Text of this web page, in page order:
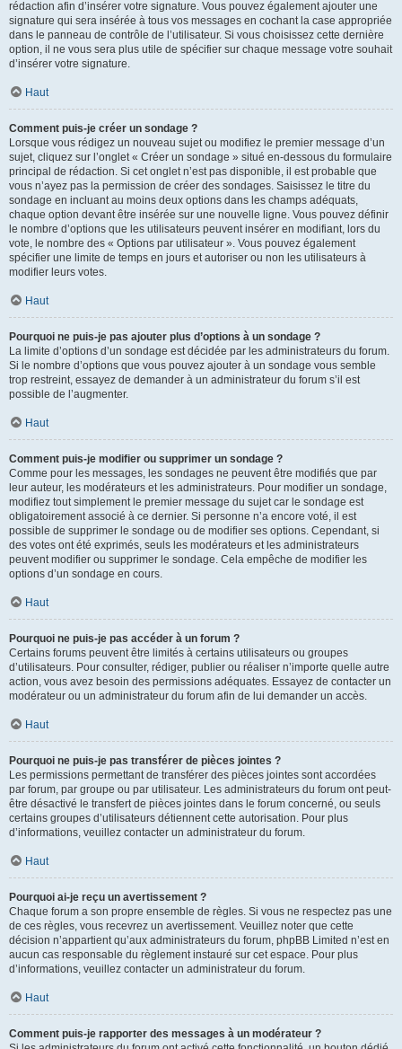
rédaction afin d’insérer votre signature. Vous pouvez également ajouter une
signature qui sera insérée à tous vos messages en cochant la case appropriée
dans le panneau de contrôle de l’utilisateur. Si vous choisissez cette dernière
option, il ne vous sera plus utile de spécifier sur chaque message votre souhait
d’insérer votre signature.
Haut
Comment puis-je créer un sondage ?
Lorsque vous rédigez un nouveau sujet ou modifiez le premier message d’un
sujet, cliquez sur l’onglet « Créer un sondage » situé en-dessous du formulaire
principal de rédaction. Si cet onglet n’est pas disponible, il est probable que
vous n’ayez pas la permission de créer des sondages. Saisissez le titre du
sondage en incluant au moins deux options dans les champs adéquats,
chaque option devant être insérée sur une nouvelle ligne. Vous pouvez définir
le nombre d’options que les utilisateurs peuvent insérer en modifiant, lors du
vote, le nombre des « Options par utilisateur ». Vous pouvez également
spécifier une limite de temps en jours et autoriser ou non les utilisateurs à
modifier leurs votes.
Haut
Pourquoi ne puis-je pas ajouter plus d’options à un sondage ?
La limite d’options d’un sondage est décidée par les administrateurs du forum.
Si le nombre d’options que vous pouvez ajouter à un sondage vous semble
trop restreint, essayez de demander à un administrateur du forum s’il est
possible de l’augmenter.
Haut
Comment puis-je modifier ou supprimer un sondage ?
Comme pour les messages, les sondages ne peuvent être modifiés que par
leur auteur, les modérateurs et les administrateurs. Pour modifier un sondage,
modifiez tout simplement le premier message du sujet car le sondage est
obligatoirement associé à ce dernier. Si personne n’a encore voté, il est
possible de supprimer le sondage ou de modifier ses options. Cependant, si
des votes ont été exprimés, seuls les modérateurs et les administrateurs
peuvent modifier ou supprimer le sondage. Cela empêche de modifier les
options d’un sondage en cours.
Haut
Pourquoi ne puis-je pas accéder à un forum ?
Certains forums peuvent être limités à certains utilisateurs ou groupes
d’utilisateurs. Pour consulter, rédiger, publier ou réaliser n’importe quelle autre
action, vous avez besoin des permissions adéquates. Essayez de contacter un
modérateur ou un administrateur du forum afin de lui demander un accès.
Haut
Pourquoi ne puis-je pas transférer de pièces jointes ?
Les permissions permettant de transférer des pièces jointes sont accordées
par forum, par groupe ou par utilisateur. Les administrateurs du forum ont peut-
être désactivé le transfert de pièces jointes dans le forum concerné, ou seuls
certains groupes d’utilisateurs détiennent cette autorisation. Pour plus
d’informations, veuillez contacter un administrateur du forum.
Haut
Pourquoi ai-je reçu un avertissement ?
Chaque forum a son propre ensemble de règles. Si vous ne respectez pas une
de ces règles, vous recevrez un avertissement. Veuillez noter que cette
décision n’appartient qu’aux administrateurs du forum, phpBB Limited n’est en
aucun cas responsable du règlement instauré sur cet espace. Pour plus
d’informations, veuillez contacter un administrateur du forum.
Haut
Comment puis-je rapporter des messages à un modérateur ?